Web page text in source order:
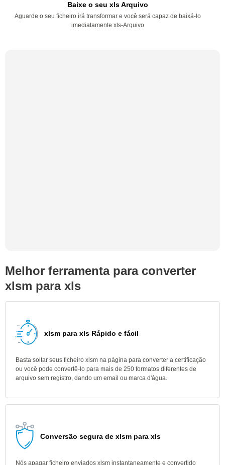
Baixe o seu xls Arquivo
Aguarde o seu ficheiro irá transformar e você será capaz de baixá-lo
imediatamente xls-Arquivo
Melhor ferramenta para converter
xlsm para xls
xlsm para xls Rápido e fácil
Basta soltar seus ficheiro xlsm na página para converter a certificação
ou você pode convertê-lo para mais de 250 formatos diferentes de
arquivo sem registro, dando um email ou marca d'água.
Conversão segura de xlsm para xls
Nós apagar ficheiro enviados xlsm instantaneamente e convertido